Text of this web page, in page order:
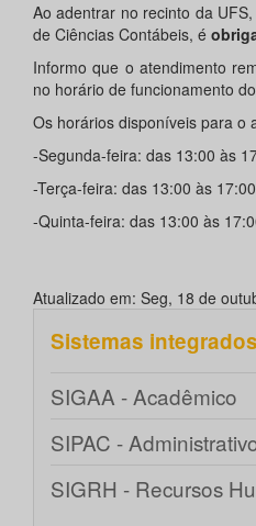
Ao adentrar no recinto da
de Ciências Contábeis, é
Informo que o atendimento
no horário de funcionamento
Os horários disponíveis para o
-Segunda-feira: das 13:00 às
-Terça-feira: das 13:00 às 17:00
-Quinta-feira: das 13:00 às
Atualizado em: Seg, 18 de
Sistemas integrados
SIGAA - Acadêmico
SIPAC -
SIGRH - Recursos